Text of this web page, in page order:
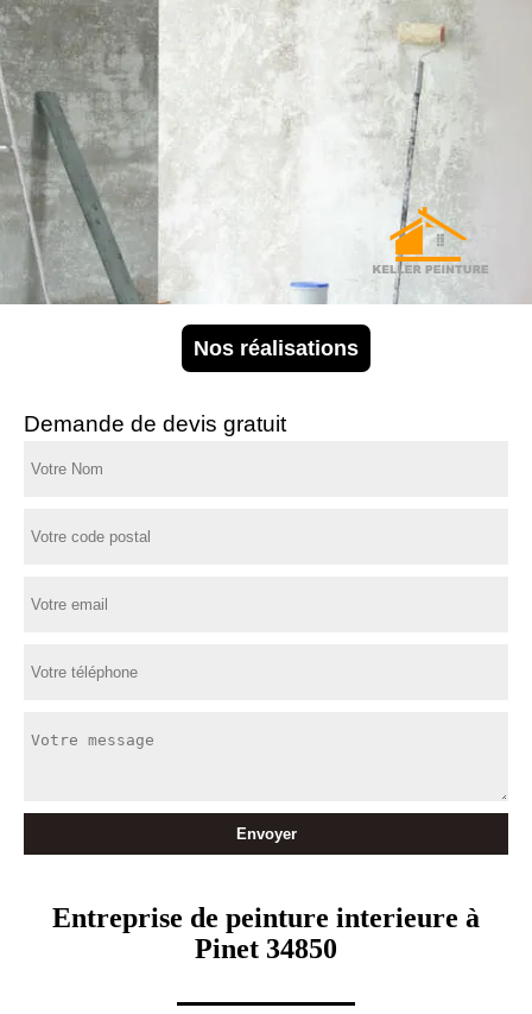
Nos réalisations
Demande de devis gratuit
Entreprise de peinture interieure à
Pinet 34850